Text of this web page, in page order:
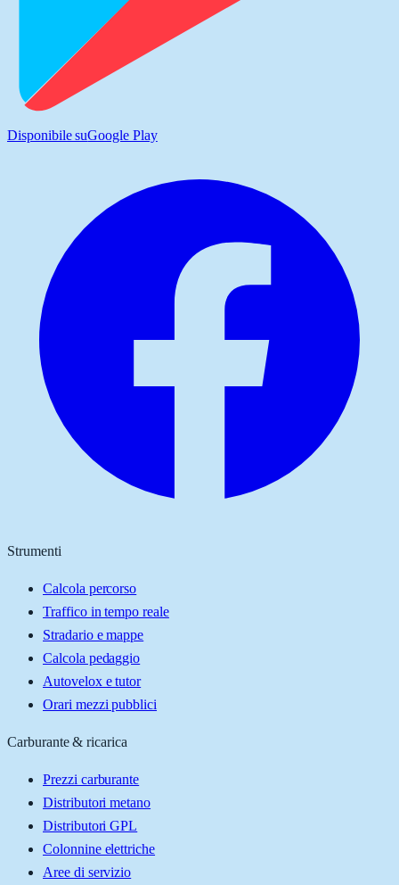
Disponibile suGoogle Play
Strumenti
Calcola percorso
Traffico in tempo reale
Stradario e mappe
Calcola pedaggio
Autovelox e tutor
Orari mezzi pubblici
Carburante & ricarica
Prezzi carburante
Distributori metano
Distributori GPL
Colonnine elettriche
Aree di servizio